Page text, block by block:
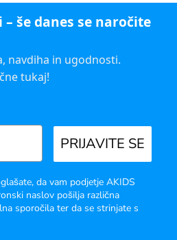
še danes se naročite
navdiha in ugodnosti.
tukaj!
PRIJAVITE SE
da vam podjetje AKIDS
naslov pošilja različna
sporočila ter da se strinjate s